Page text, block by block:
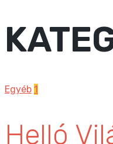
Egyéb 1
Helló